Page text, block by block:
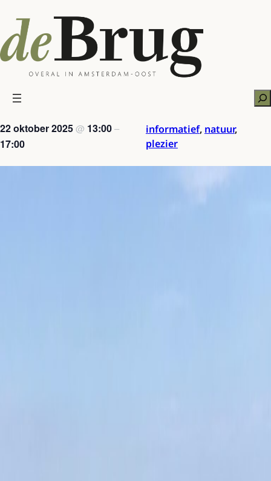
naar
de
inhoud
22 oktober 2025@ 13:00–
17:00
informatief, natuur,
plezier